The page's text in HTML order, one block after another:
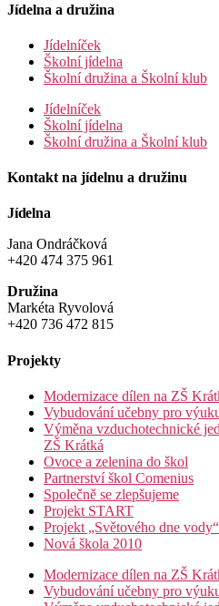
Jídelna a družina
Jídelníček
Školní jídelna
Školní družina a Školní klub
Jídelníček
Školní jídelna
Školní družina a Školní klub
Kontakt na jídelnu a družinu
Jídelna
Jana Ondráčková
+420 474 375 961
Družina
Markéta Ryvolová
+420 736 472 815
Projekty
Modernizace dílen na ZŠ
Vybudování učebny pro
Výměna vzduchotechnické
ZŠ Krátká
Ovoce a zelenina do škol
Partnerství škol Comenius
Společně se zlepšujeme
Projekt START
Projekt „Světového dne
Nová škola 2010
Modernizace dílen na ZŠ
Vybudování učebny pro